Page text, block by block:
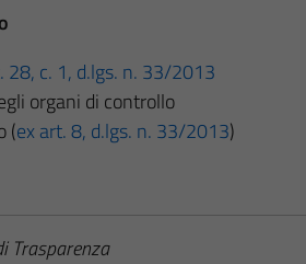
28, c. 1, d.lgs. n. 33/2013
organi di controllo
(ex art. 8, d.lgs. n. 33/2013)
Trasparenza